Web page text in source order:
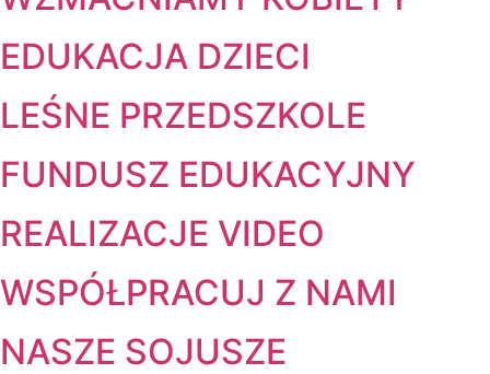
EDUKACJA DZIECI
LEŚNE PRZEDSZKOLE
FUNDUSZ EDUKACYJNY
REALIZACJE VIDEO
WSPÓŁPRACUJ Z NAMI
NASZE SOJUSZE